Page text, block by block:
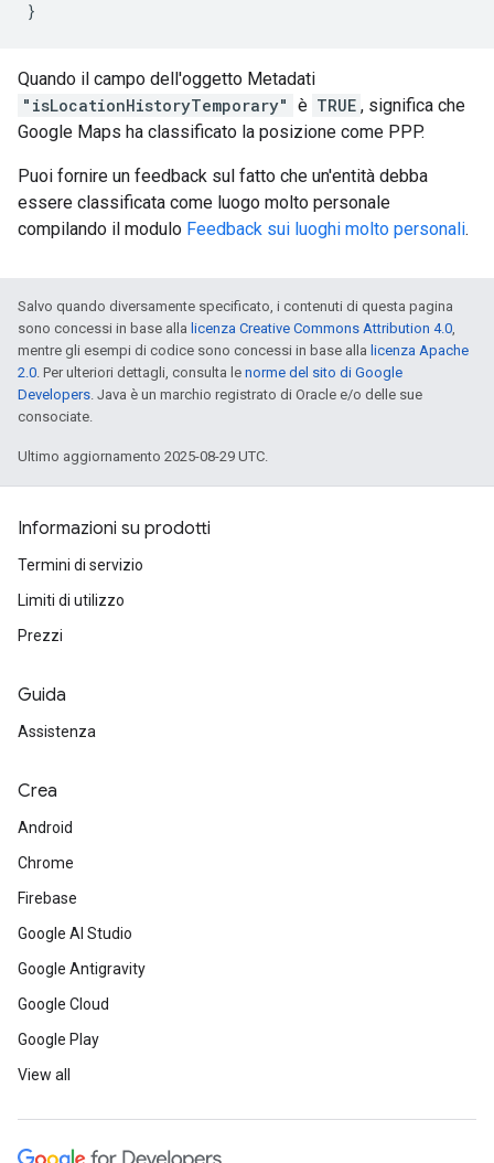
Quando il campo dell'oggetto Metadati
"isLocationHistoryTemporary" è TRUE , significa che
Google Maps ha classificato la posizione come PPP.
Puoi fornire un feedback sul fatto che un'entità debba
essere classificata come luogo molto personale
compilando il modulo Feedback sui luoghi molto personali.
Salvo quando diversamente specificato, i contenuti di questa pagina
sono concessi in base alla licenza Creative Commons Attribution 4.0,
mentre gli esempi di codice sono concessi in base alla licenza Apache
2.0. Per ulteriori dettagli, consulta le norme del sito di Google
Developers. Java è un marchio registrato di Oracle e/o delle sue
consociate.
Ultimo aggiornamento 2025-08-29 UTC.
Informazioni su prodotti
Termini di servizio
Limiti di utilizzo
Prezzi
Guida
Assistenza
Crea
Android
Chrome
Firebase
Google AI Studio
Google Antigravity
Google Cloud
Google Play
View all